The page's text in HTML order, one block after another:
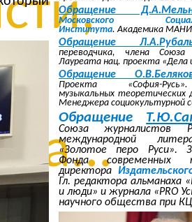
Обращение
Московского
Института. Академика
Обращение
переводчика, члена
Лауреата нац. проекта «Дела
Обращение
Проекта «София-
музыкальных теоретических
Менеджера социокультурной
Обращение
Союза журналистов
международной
«Золотое перо Руси».
Фонда современных
директора
Гл. редактора альманаха
и люди» и журнала «PRO
научного общества при